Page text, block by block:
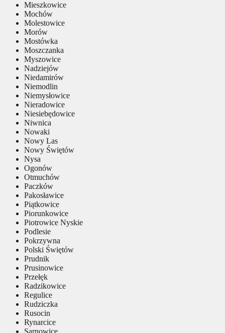
Mieszkowice
Mochów
Molestowice
Morów
Mostówka
Moszczanka
Myszowice
Nadziejów
Niedamirów
Niemodlin
Niemysłowice
Nieradowice
Niesiebędowice
Niwnica
Nowaki
Nowy Las
Nowy Świętów
Nysa
Ogonów
Otmuchów
Paczków
Pakosławice
Piątkowice
Piorunkowice
Piotrowice Nyskie
Podlesie
Pokrzywna
Polski Świętów
Prudnik
Prusinowice
Przełęk
Radzikowice
Regulice
Rudziczka
Rusocin
Rynarcice
Sarnowice